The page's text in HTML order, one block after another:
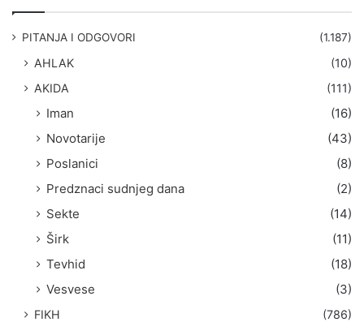
PITANJA I ODGOVORI (1.187)
AHLAK
(10)
AKIDA
(111)
Iman
(16)
Novotarije
(43)
Poslanici
(8)
Predznaci sudnjeg dana
(2)
Sekte
(14)
Širk
(11)
Tevhid
(18)
Vesvese
(3)
FIKH (786)